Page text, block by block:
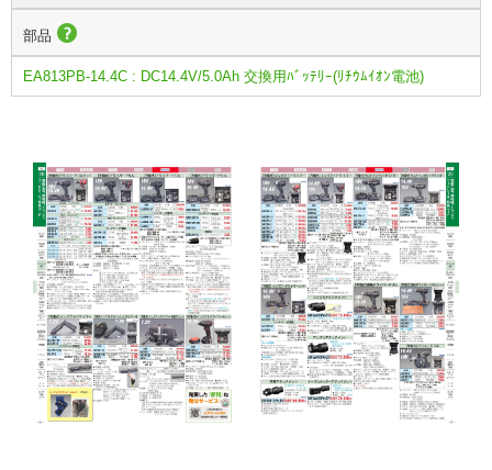
部品
EA813PB-14.4C : DC14.4V/5.0Ah 交換用ﾊﾞｯﾃﾘｰ(ﾘﾁｳﾑｲｵﾝ電池)